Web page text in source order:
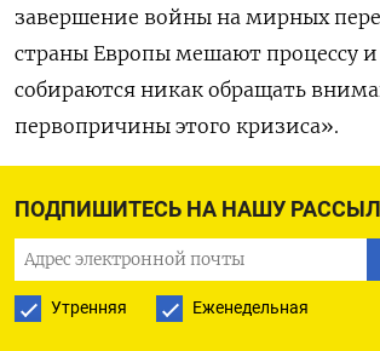
ПОДПИШИТЕСЬ НА НАШУ
Утренняя Еженедельная
завершение войны на мирных
страны Европы мешают процессу и
собираются никак обращать
первопричины этого кризиса».
Радослав Сикорский
ЕС необходимо начать
российские беспилотники и ракеты